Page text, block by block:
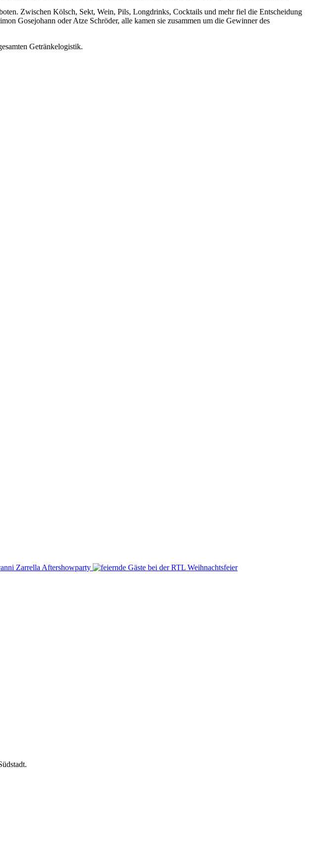
Zwischen Kölsch, Sekt, Wein, Pils, Longdrinks, Cocktails und mehr fiel die Entscheidung
Gosejohann oder Atze Schröder, alle kamen sie zusammen um die Gewinner des
Getränkelogistik.